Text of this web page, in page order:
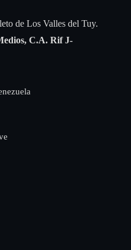
de Los Valles del Tuy.
C.A. Rif J-